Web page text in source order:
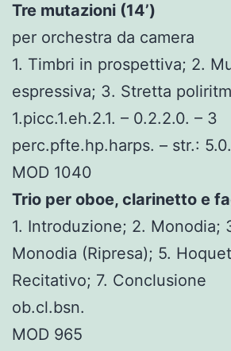
Tre mutazioni (14’)
per orchestra da camera
1. Timbri in prospettiva; 2.
espressiva; 3. Stretta
1.picc.1.eh.2.1. – 0.2.2.0. – 3
perc.pfte.hp.harps. – str.:
MOD 1040
Trio per oboe, clarinetto e
1. Introduzione; 2. Monodia;
Monodia (Ripresa); 5.
Recitativo; 7. Conclusione
ob.cl.bsn.
MOD 965